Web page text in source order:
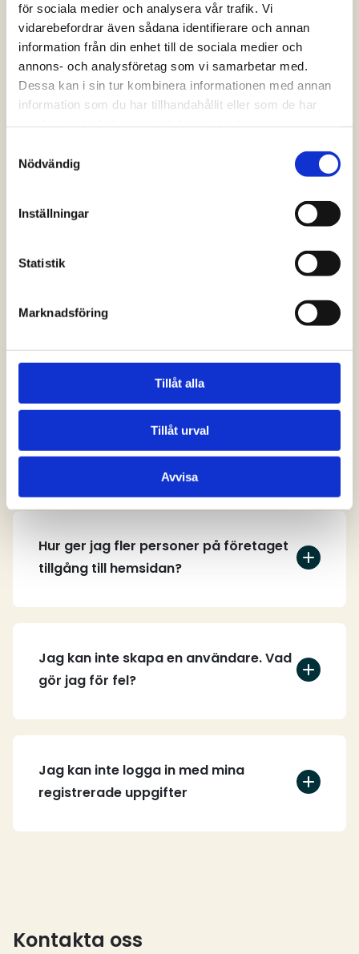
för sociala medier och analysera vår trafik. Vi
vidarebefordrar även sådana identifierare och annan
information från din enhet till de sociala medier och
annons- och analysföretag som vi samarbetar med.
Dessa kan i sin tur kombinera informationen med annan
information som du har tillhandahållit eller som de har
Nödvändig
Inställningar
Statistik
Marknadsföring
Tillåt alla
Tillåt urval
Avvisa
Logga in
Vanliga frågor och
hemsidan?
Hur skapar jag ett användarkonto?
Hur ger jag fler personer på företaget
tillgång till hemsidan?
Jag kan inte skapa en användare. Vad
gör jag för fel?
Jag kan inte logga in med mina
registrerade uppgifter
Kontakta oss